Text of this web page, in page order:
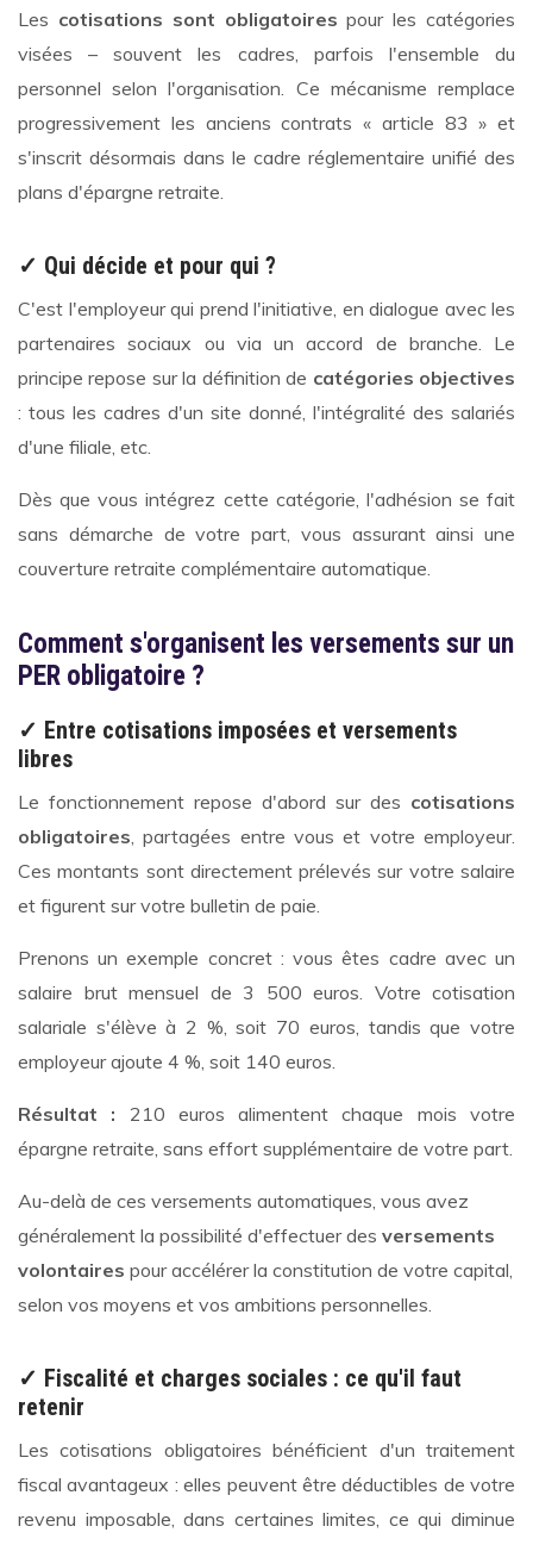
Les cotisations sont obligatoires pour les catégories
visées – souvent les cadres, parfois l'ensemble du
personnel selon l'organisation. Ce mécanisme remplace
progressivement les anciens contrats « article 83 » et
s'inscrit désormais dans le cadre réglementaire unifié des
plans d'épargne retraite.
✓ Qui décide et pour qui ?
C'est l'employeur qui prend l'initiative, en dialogue avec les
partenaires sociaux ou via un accord de branche. Le
principe repose sur la définition de catégories objectives
: tous les cadres d'un site donné, l'intégralité des salariés
d'une filiale, etc.
Dès que vous intégrez cette catégorie, l'adhésion se fait
sans démarche de votre part, vous assurant ainsi une
couverture retraite complémentaire automatique.
Comment s'organisent les versements sur un
PER obligatoire ?
✓ Entre cotisations imposées et versements
libres
Le fonctionnement repose d'abord sur des cotisations
obligatoires , partagées entre vous et votre employeur.
Ces montants sont directement prélevés sur votre salaire
et figurent sur votre bulletin de paie.
Prenons un exemple concret : vous êtes cadre avec un
salaire brut mensuel de 3 500 euros. Votre cotisation
salariale s'élève à 2 %, soit 70 euros, tandis que votre
employeur ajoute 4 %, soit 140 euros.
Résultat : 210 euros alimentent chaque mois votre
épargne retraite, sans effort supplémentaire de votre part.
Au-delà de ces versements automatiques, vous avez
généralement la possibilité d'effectuer des versements
volontaires pour accélérer la constitution de votre capital,
selon vos moyens et vos ambitions personnelles.
✓ Fiscalité et charges sociales : ce qu'il faut
retenir
Les cotisations obligatoires bénéficient d'un traitement
fiscal avantageux : elles peuvent être déductibles de votre
revenu imposable, dans certaines limites, ce qui diminue